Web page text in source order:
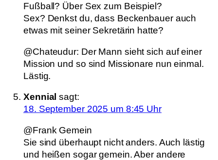
Fußball? Über Sex zum Beispiel?
Sex? Denkst du, dass Beckenbauer auch
etwas mit seiner Sekretärin hatte?
@Chateudur: Der Mann sieht sich auf einer
Mission und so sind Missionare nun einmal.
Lästig.
Xennial sagt:
18. September 2025 um 8:45 Uhr
@Frank Gemein
Sie sind überhaupt nicht anders. Auch lästig
und heißen sogar gemein. Aber andere